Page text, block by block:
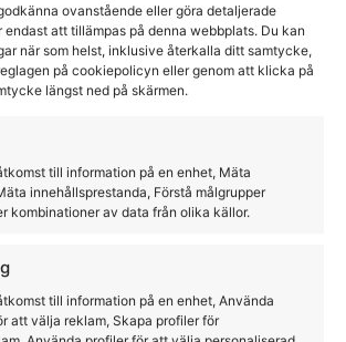
ovanstående eller göra detaljerade
endast att tillämpas på denna webbplats. Du kan
när som helst, inklusive återkalla ditt samtycke,
på cookiepolicyn eller genom att klicka på
längst ned på skärmen.
till information på en enhet, Mäta
innehållsprestanda, Förstå målgrupper
kombinationer av data från olika källor.
till information på en enhet, Använda
att välja reklam, Skapa profiler för